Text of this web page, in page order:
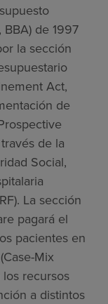
de 1997
la sección
Act,
de
de la
Social,
La sección
pagará el
pacientes en
Mix
recursos
a distintos